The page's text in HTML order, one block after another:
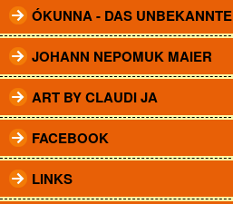
ÓKUNNA - DAS UNBEKANNTE
JOHANN NEPOMUK MAIER
ART BY CLAUDI JA
FACEBOOK
LINKS